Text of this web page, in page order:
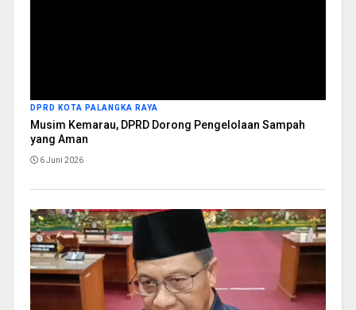
DPRD KOTA PALANGKA RAYA
Musim Kemarau, DPRD Dorong Pengelolaan Sampah
yang Aman
6 Juni 2026